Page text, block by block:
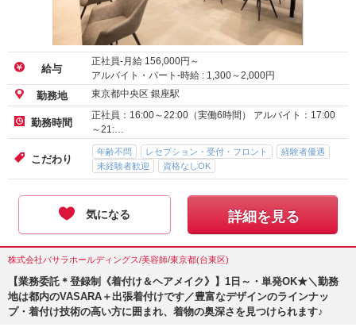
給与
正社員-月給 156,000円～
アルバイト・パート-時給 : 1,300～2,000円
勤務地 東京都中央区 銀座駅
勤務時間
正社員：16:00～22:00（実働6時間） アルバイト：17:00
～21:…
こだわり
年齢不問 レセプション・受付・フロント
経験者優遇
未経験者歓迎
資格なしOK
気になる 詳細を見る
株式会社バサラホールディングス/美容師/東京都(台東区)
【業務委託＊登録制《着付け＆ヘアメイク》】1日～・単発OK★＼勤務
地は都内のVASARA＋出張着付けです／豊富なデザインのラインナッ
プ・着付け技術の高い方に囲まれ、着物の奥深さを見つけられます♪